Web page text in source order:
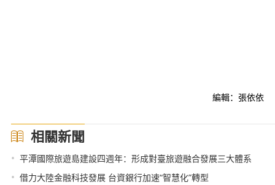
編輯：張依依
相關新聞
• 平潭國際旅遊島建設四週年：形成對臺旅遊融合發展三大體系
• 借力大陸金融科技發展 台資銀行加速“智慧化”轉型